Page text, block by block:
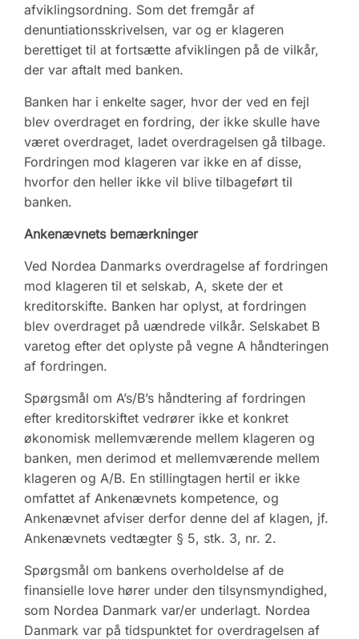
afviklingsordning. Som det fremgår af
denuntiationsskrivelsen, var og er klageren
berettiget til at fortsætte afviklingen på de vilkår,
der var aftalt med banken.
Banken har i enkelte sager, hvor der ved en fejl
blev overdraget en fordring, der ikke skulle have
været overdraget, ladet overdragelsen gå tilbage.
Fordringen mod klageren var ikke en af disse,
hvorfor den heller ikke vil blive tilbageført til
banken.
Ankenævnets bemærkninger
Ved Nordea Danmarks overdragelse af fordringen
mod klageren til et selskab, A, skete der et
kreditorskifte. Banken har oplyst, at fordringen
blev overdraget på uændrede vilkår. Selskabet B
varetog efter det oplyste på vegne A håndteringen
af fordringen.
Spørgsmål om A’s/B’s håndtering af fordringen
efter kreditorskiftet vedrører ikke et konkret
økonomisk mellemværende mellem klageren og
banken, men derimod et mellemværende mellem
klageren og A/B. En stillingtagen hertil er ikke
omfattet af Ankenævnets kompetence, og
Ankenævnet afviser derfor denne del af klagen, jf.
Ankenævnets vedtægter § 5, stk. 3, nr. 2.
Spørgsmål om bankens overholdelse af de
finansielle love hører under den tilsynsmyndighed,
som Nordea Danmark var/er underlagt. Nordea
Danmark var på tidspunktet for overdragelsen af